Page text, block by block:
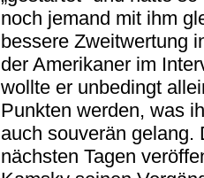
noch jemand mit ihm
bessere Zweitwertung
der Amerikaner im
wollte er unbedingt
Punkten werden, was
auch souverän gelang.
nächsten Tagen